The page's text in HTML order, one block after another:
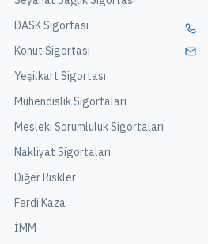
DASK Sigortası
Konut Sigortası
Yeşilkart Sigortası
Mühendislik Sigortaları
Mesleki Sorumluluk Sigortaları
Nakliyat Sigortaları
Diğer Riskler
Ferdi Kaza
İMM